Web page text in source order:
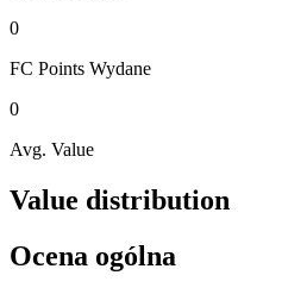
0
FC Points Wydane
0
Avg. Value
Value distribution
Ocena ogólna